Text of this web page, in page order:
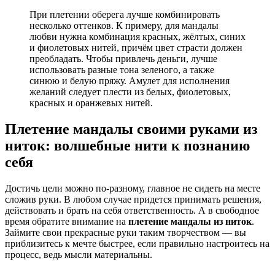
При плетении оберега лучше комбинировать
несколько оттенков. К примеру, для мандалы
любви нужна комбинация красных, жёлтых, синих
и фиолетовых нитей, причём цвет страсти должен
преобладать. Чтобы привлечь деньги, лучше
использовать разные тона зеленого, а также
синюю и белую пряжу. Амулет для исполнения
желаний следует плести из белых, фиолетовых,
красных и оранжевых нитей.
Плетение мандалы своими руками из
ниток: волшебные нити к познанию
себя
Достичь цели можно по-разному, главное не сидеть на месте
сложив руки. В любом случае придется принимать решения,
действовать и брать на себя ответственность. А в свободное
время обратите внимание на плетение мандалы из ниток.
Займите свои прекрасные руки таким творчеством — вы
приблизитесь к мечте быстрее, если правильно настроитесь на
процесс, ведь мысли материальны.